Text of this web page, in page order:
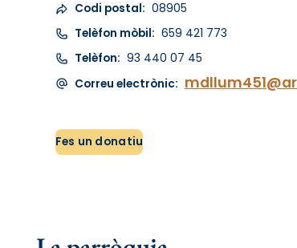
Codi postal: 08905
Telèfon mòbil: 659 421 773
Telèfon: 93 440 07 45
Correu electrònic:
Fes un donatiu